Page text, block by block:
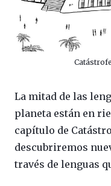
La mitad de las
planeta están en
capítulo de
descubriremos
través de lenguas